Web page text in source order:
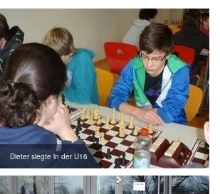
Dieter siegte in der U16